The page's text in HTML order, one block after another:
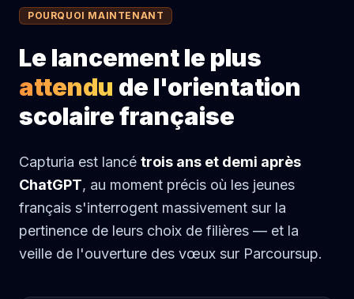
POURQUOI MAINTENANT
Le lancement le plus
attendu de l'orientation
scolaire française
Capturia est lancé trois ans et demi après
ChatGPT, au moment précis où les jeunes
français s'interrogent massivement sur la
pertinence de leurs choix de filières — et la
veille de l'ouverture des vœux sur Parcoursup.